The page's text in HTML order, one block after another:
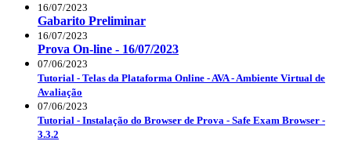
16/07/2023
Gabarito Preliminar
16/07/2023
Prova On-line - 16/07/2023
07/06/2023
Tutorial - Telas da Plataforma Online - AVA - Ambiente Virtual de
Avaliação
07/06/2023
Tutorial - Instalação do Browser de Prova - Safe Exam Browser -
3.3.2